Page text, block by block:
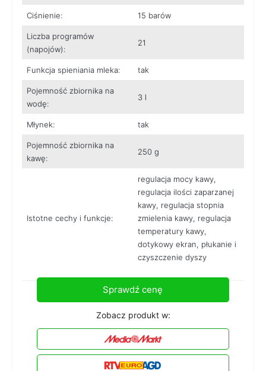
Ciśnienie: 15 barów
Liczba programów
(napojów):
21
Funkcja spieniania mleka: tak
Pojemność zbiornika na
wodę:
3 l
Młynek: tak
Pojemność zbiornika na
kawę:
250 g
Istotne cechy i funkcje:
regulacja mocy kawy,
regulacja ilości zaparzanej
kawy, regulacja stopnia
zmielenia kawy, regulacja
temperatury kawy,
dotykowy ekran, płukanie i
czyszczenie dyszy
Sprawdź cenę
Zobacz produkt w: